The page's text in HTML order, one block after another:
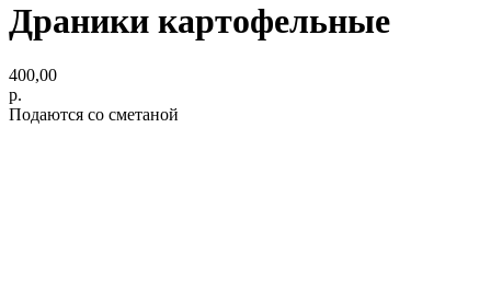
Драники картофельные
400,00
р.
Подаются со сметаной